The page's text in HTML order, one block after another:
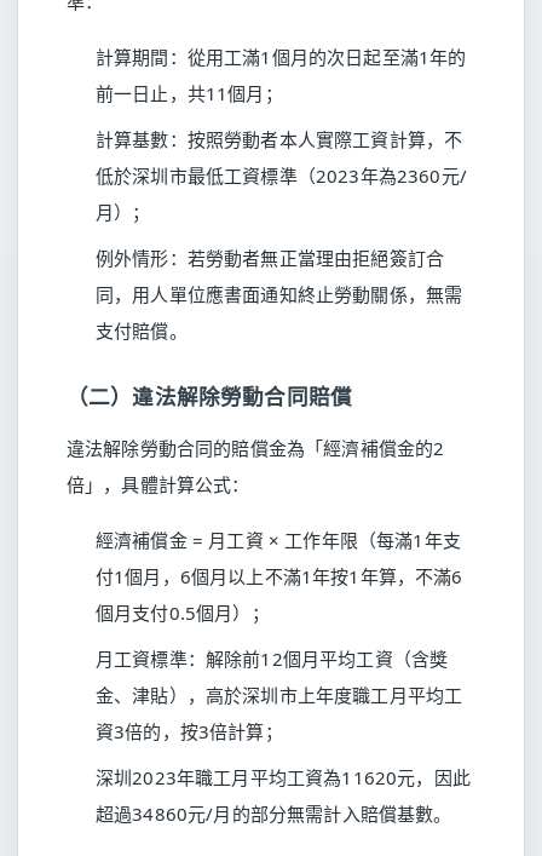
計算期間：從用工滿1個月的次日起至滿1年的
前一日止，共11個月；
計算基數：按照勞動者本人實際工資計算，不
低於深圳市最低工資標準（2023年為2360元/
月）；
例外情形：若勞動者無正當理由拒絕簽訂合
同，用人單位應書面通知終止勞動關係，無需
支付賠償。
（二）違法解除勞動合同賠償
違法解除勞動合同的賠償金為「經濟補償金的2
倍」，具體計算公式：
經濟補償金 = 月工資 × 工作年限（每滿1年支
付1個月，6個月以上不滿1年按1年算，不滿6
個月支付0.5個月）；
月工資標準：解除前12個月平均工資（含獎
金、津貼），高於深圳市上年度職工月平均工
資3倍的，按3倍計算；
深圳2023年職工月平均工資為11620元，因此
超過34860元/月的部分無需計入賠償基數。